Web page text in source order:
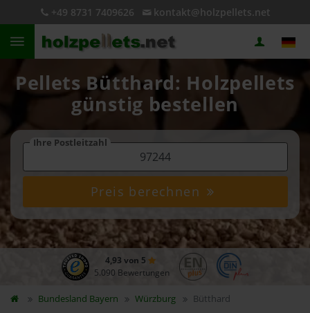
+49 8731 7409626 kontakt@holzpellets.net
Pellets Bütthard: Holzpellets
günstig bestellen
Ihre Postleitzahl
Preis berechnen
4,93 von 5
5.090 Bewertungen
Bundesland Bayern Würzburg Bütthard